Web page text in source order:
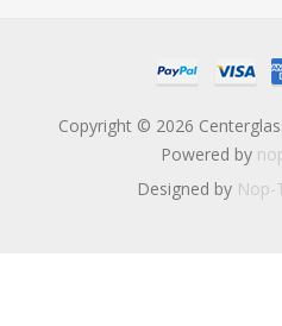
Copyright © 2026
Powered by
Designed by Nop-